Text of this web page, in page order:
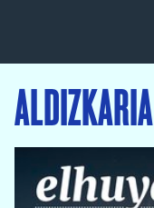
ALDIZKARIA